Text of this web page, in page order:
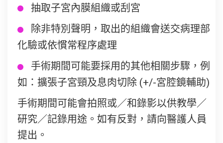
抽取子宮內膜組織或刮宮
除非特別聲明，取出的組織會送交病理部
化驗或依慣常程序處理
手術期間可能要採用的其他相關步驟，例
如：擴張子宮頸及息肉切除 (+/-宮腔鏡輔助)
手術期間可能會拍照或／和錄影以供教學／
研究／記錄用途。如有反對，請向醫護人員
提出。